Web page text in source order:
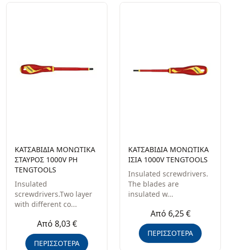
ΚΑΤΣΑΒΙΔΙΑ ΜΟΝΩΤΙΚΑ
ΣΤΑΥΡΟΣ 1000V PH
TENGTOOLS
Insulated
screwdrivers.Two layer
with different co...
Από 8,03 €
ΠΕΡΙΣΣΟΤΕΡΑ
ΚΑΤΣΑΒΙΔΙΑ ΜΟΝΩΤΙΚΑ
ΙΣΙΑ 1000V TENGTOOLS
Insulated screwdrivers.
The blades are
insulated w...
Από 6,25 €
ΠΕΡΙΣΣΟΤΕΡΑ